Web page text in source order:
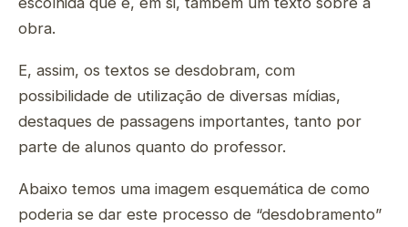
obra.
E, assim, os textos se desdobram, com
possibilidade de utilização de diversas mídias,
destaques de passagens importantes, tanto por
parte de alunos quanto do professor.
Abaixo temos uma imagem esquemática de como
poderia se dar este processo de “desdobramento”